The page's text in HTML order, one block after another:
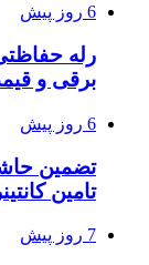
6 روز پیش
رله
برقی و
6 روز پیش
تضمین
تامین
7 روز پیش